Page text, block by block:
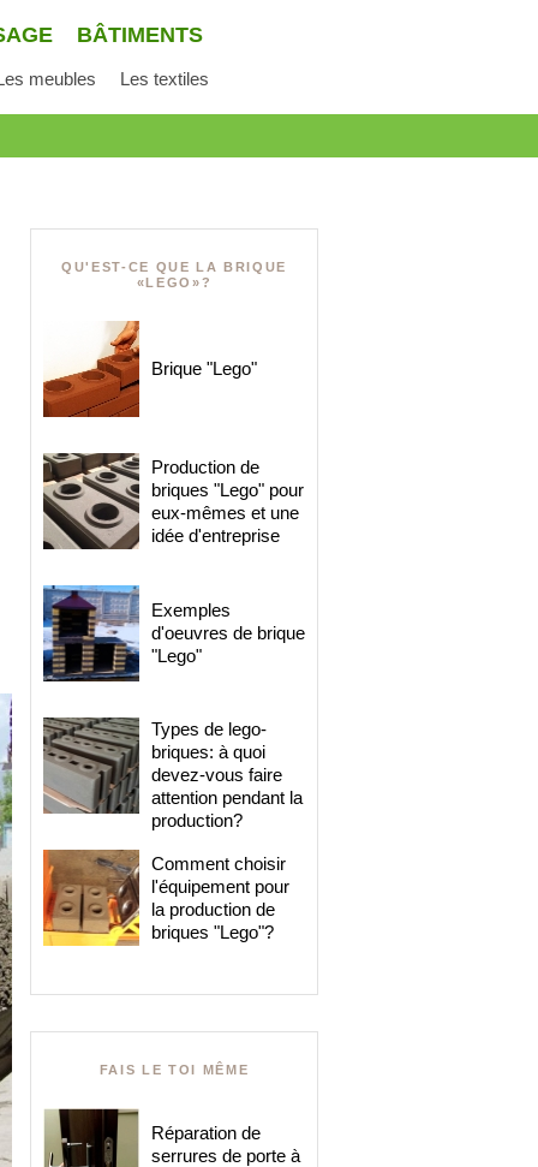
BÂTIMENTS
meubles Les textiles
QU'EST-CE QUE LA BRIQUE
«LEGO»?
Brique "Lego"
Production de
briques "Lego" pour
eux-mêmes et une
idée d'entreprise
Exemples
d'oeuvres de brique
"Lego"
Types de lego-
briques: à quoi
devez-vous faire
attention pendant la
production?
Comment choisir
l'équipement pour
la production de
briques "Lego"?
FAIS LE TOI MÊME
Réparation de
serrures de porte à